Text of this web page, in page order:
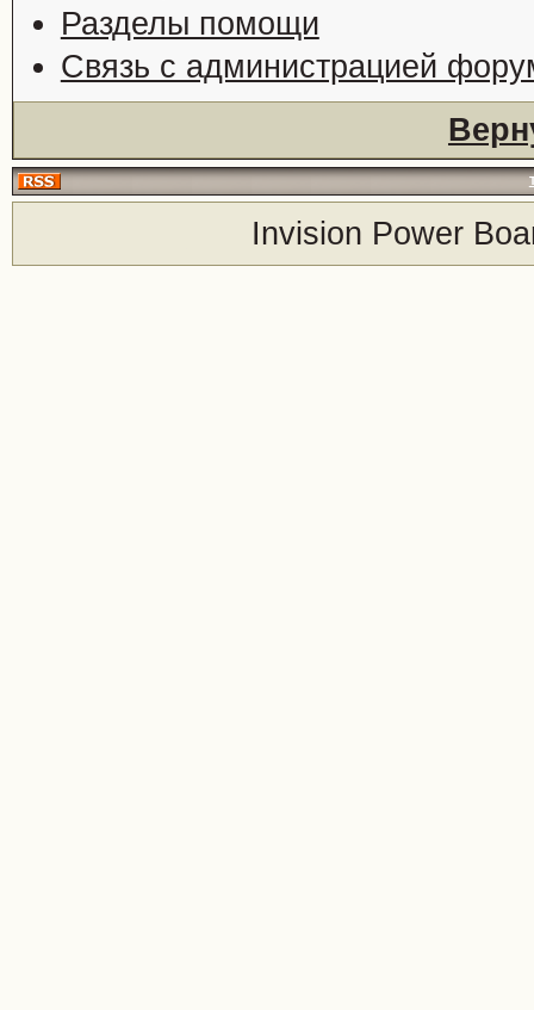
Разделы помощи
Связь с администрацией
Invision Power